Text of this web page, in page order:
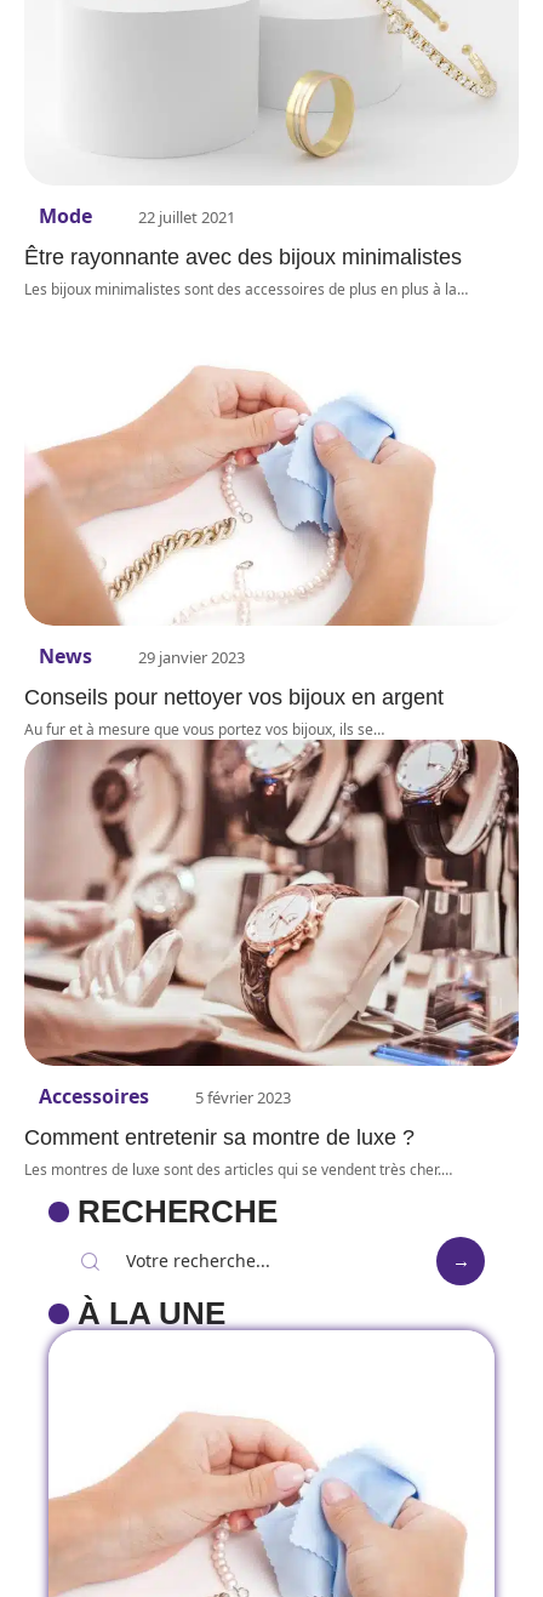
Mode 22 juillet 2021
Être rayonnante avec des bijoux minimalistes
Les bijoux minimalistes sont des accessoires de plus en plus à la…
News 29 janvier 2023
Conseils pour nettoyer vos bijoux en argent
Au fur et à mesure que vous portez vos bijoux, ils se…
Accessoires 5 février 2023
Comment entretenir sa montre de luxe ?
Les montres de luxe sont des articles qui se vendent très cher.…
RECHERCHE
À LA UNE